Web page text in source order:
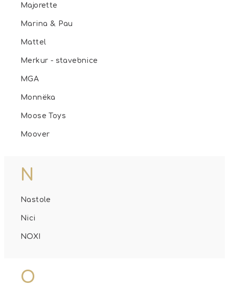
Majorette
Marina & Pau
Mattel
Merkur - stavebnice
MGA
Monnëka
Moose Toys
Moover
N
Nastole
Nici
NOXI
O